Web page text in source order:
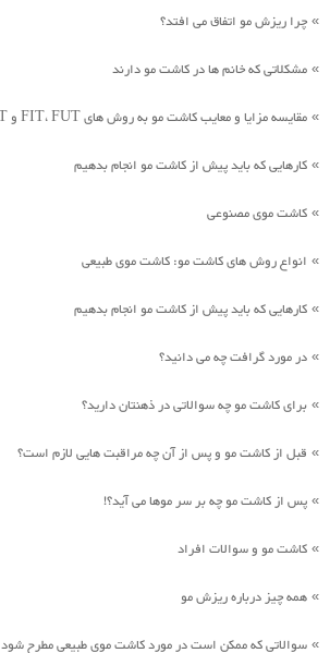
» چرا ریزش مو اتفاق می افتد؟
» مشکلاتی که خانم ها در کاشت مو دارند
» مقایسه مزایا و معایب کاشت مو به روش های FIT، FUT و SUT
» کارهایی که باید پیش از کاشت مو انجام بدهیم
» کاشت موی مصنوعی
» انواع روش های کاشت مو: کاشت موی طبیعی
» کارهایی که باید پیش از کاشت مو انجام بدهیم
» در مورد گرافت چه می دانید؟
» برای کاشت مو چه سوالاتی در ذهنتان دارید؟
» قبل از کاشت مو و پس از آن چه مراقبت هایی لازم است؟
» پس از کاشت مو چه بر سر موها می آید؟!
» کاشت مو و سوالات افراد
» همه چیز درباره ریزش مو
» سوالاتی که ممکن است در مورد کاشت موی طبیعی مطرح شود